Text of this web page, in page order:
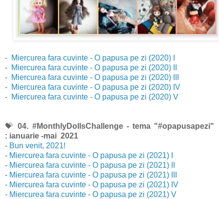
- Miercurea fara cuvinte - O papusa pe zi (2020) I
- Miercurea fara cuvinte - O papusa pe zi (2020) II
- Miercurea fara cuvinte - O papusa pe zi (2020) III
- Miercurea fara cuvinte - O papusa pe zi (2020) IV
- Miercurea fara cuvinte - O papusa pe zi (2020) V
💝04. #MonthlyDollsChallenge - tema "#opapusapezi"
: ianuarie -mai 2021
- Bun venit, 2021!
- Miercurea fara cuvinte - O papusa pe zi (2021) I
- Miercurea fara cuvinte - O papusa pe zi (2021) II
- Miercurea fara cuvinte - O papusa pe zi (2021) III
- Miercurea fara cuvinte - O papusa pe zi (2021) IV
- Miercurea fara cuvinte - O papusa pe zi (2021) V